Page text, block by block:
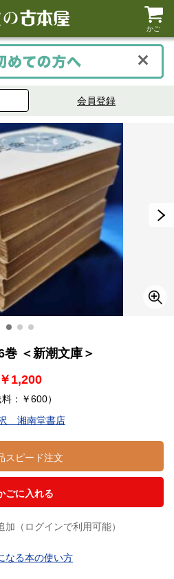
かご
会員登録
巻 ＜新潮文庫＞
￥1,200
料：￥600）
湘南堂書店
スピード注文
ごに入れる
加（ログインで利用可能）
なる本の使い方